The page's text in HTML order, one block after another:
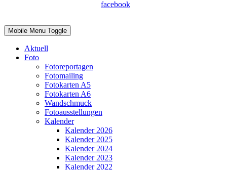
Mobile Menu Toggle
Aktuell
Foto
Fotoreportagen
Fotomailing
Fotokarten A5
Fotokarten A6
Wandschmuck
Fotoausstellungen
Kalender
Kalender 2026
Kalender 2025
Kalender 2024
Kalender 2023
Kalender 2022